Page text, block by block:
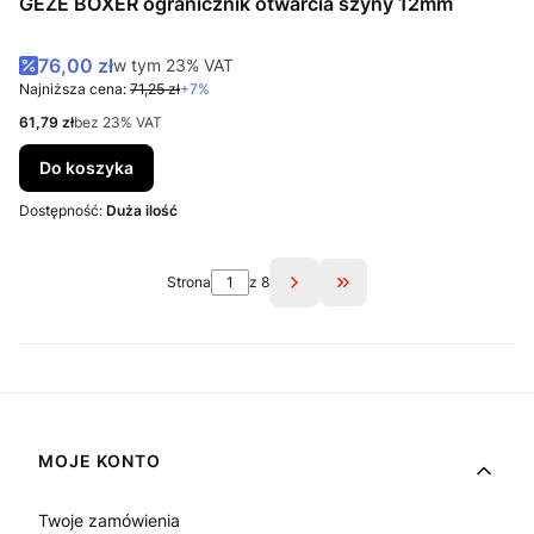
Cena promocyjna brutto
76,00 złw tym %s VAT
w tym 23% VAT
Najniższa cena: 71,25 zł+7%
Cena netto
61,79 złbez 23% VAT
Do koszyka
Dostępność: Duża ilość
Strona z 8 Przejdź do ostatniej
Linki w stopce
MOJE KONTO
Twoje zamówienia